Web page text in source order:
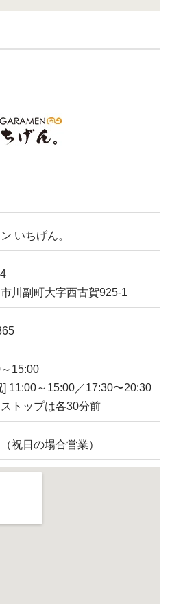
いちげん。
川副町大字西古賀925-1
15:00
] 11:00～15:00／17:30〜20:30
トップは各30分前
祝日の場合営業）